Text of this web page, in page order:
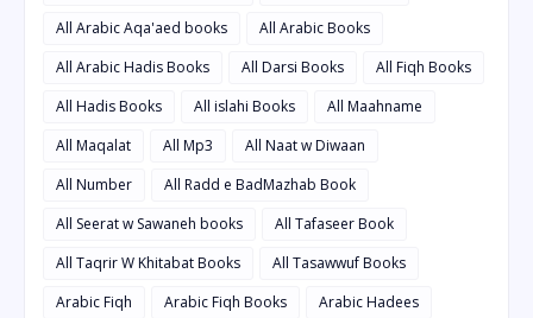
All Arabic Aqa'aed books
All Arabic Books
All Arabic Hadis Books
All Darsi Books
All Fiqh Books
All Hadis Books
All islahi Books
All Maahname
All Maqalat
All Mp3
All Naat w Diwaan
All Number
All Radd e BadMazhab Book
All Seerat w Sawaneh books
All Tafaseer Book
All Taqrir W Khitabat Books
All Tasawwuf Books
Arabic Fiqh
Arabic Fiqh Books
Arabic Hadees